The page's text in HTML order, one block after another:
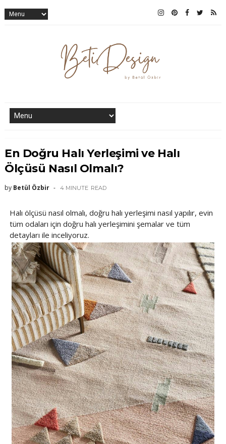
En Doğru Halı Yerleşimi ve Halı
Ölçüsü Nasıl Olmalı?
by Betül Özbir 4 MINUTE READ
Halı ölçüsü nasıl olmalı, doğru halı yerleşimi nasıl yapılır, evin
tüm odaları için doğru halı yerleşimini şemalar ve tüm
detayları ile inceliyoruz.